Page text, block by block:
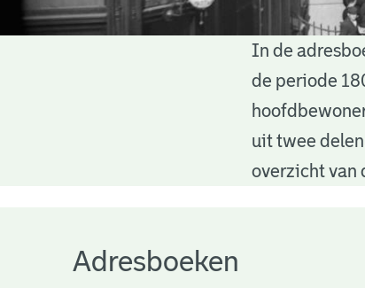
AdresboekenIn de
de periode
uit twee
overzicht van
Adresboeken